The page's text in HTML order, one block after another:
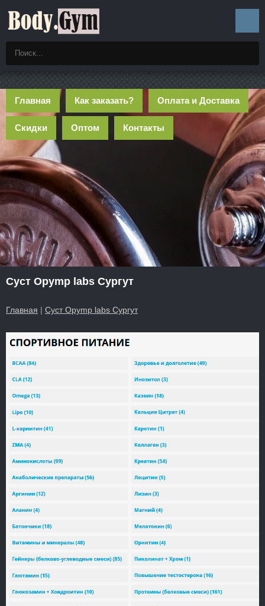
Главная Как заказать? Оплата и Доставка
Скидки Оптом Контакты
Суст Opymp labs Сургут
Главная | Суст Opymp labs Сургут